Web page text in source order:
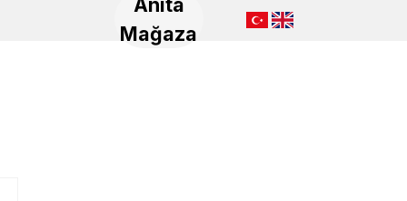
Mağaza